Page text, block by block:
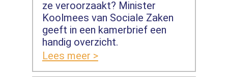
ze veroorzaakt? Minister
Koolmees van Sociale Zaken
geeft in een kamerbrief een
handig overzicht.
Lees meer >